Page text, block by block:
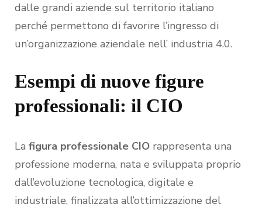
dalle grandi aziende sul territorio italiano
perché permettono di favorire l’ingresso di
un’organizzazione aziendale nell’ industria 4.0.
Esempi di nuove figure
professionali: il CIO
La figura professionale CIO rappresenta una
professione moderna, nata e sviluppata proprio
dall’evoluzione tecnologica, digitale e
industriale, finalizzata all’ottimizzazione del